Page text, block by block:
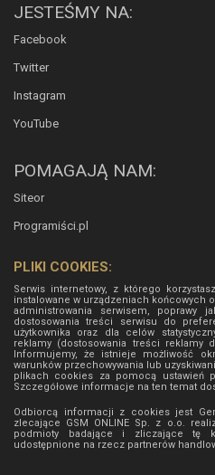
JESTEŚMY NA:
Facebook
Twitter
Instagram
YouTube
POMAGAJĄ NAM:
Siteor
Programiści.pl
PLIKI COOKIES:
Serwis internetowy, z którego
instalowane w urządzeniach końcowych
administrowania serwisem, poprawy
dostosowania treści serwisu do
użytkownika oraz dla celów
reklamy (dostosowania treści reklamy
Informujemy, że istnieje możliwość
warunków przechowywania lub
plikach cookies za pomocą ustawień
Szczegółowe informacje na ten temat
Odbiorcą informacji z cookies jest
zlecające GSM ONLINE Sp. z o.o.
podmioty badające i zliczające tę
udostępnione na rzecz partnerów